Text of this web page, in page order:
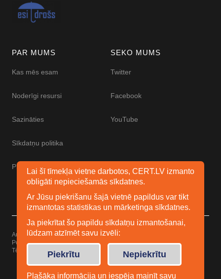
PAR MUMS
Kas mēs esam
Noderīgi resursi
Sazināties
Sīkdatņu politika
Piekļūstamības paziņojums
SEKO MUMS
Twitter
Facebook
YouTube
Autortiesības © 2026 Esidrošs
Powered byWordPress
Tēma: Uku noElmastudio
Lai šī tīmekļa vietne darbotos, CERT.LV izmanto
obligāti nepieciešamās sīkdatnes.
Ar Jūsu piekrišanu šajā vietnē papildus var tikt
izmantotas statistikas un mārketinga sīkdatnes.
Ja piekrītat šo papildu sīkdatņu izmantošanai,
lūdzam atzīmēt savu izvēli:
Piekrītu Nepiekrītu
Plašāka informācija un iespēja mainīt savu